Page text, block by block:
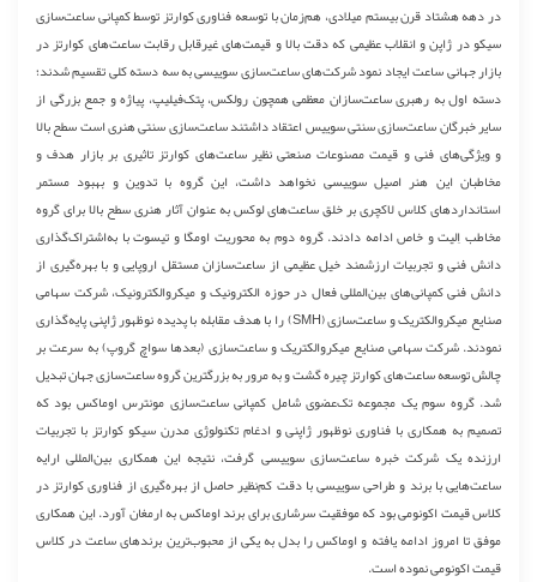
در دهه هشتاد قرن بیستم میلادی، هم‌زمان با توسعه فناوری کوارتز توسط کمپانی ساعت‌سازی
سیکو در ژاپن و انقلاب عظیمی که دقت بالا و قیمت‌های غیرقابل رقابت ساعت‌های کوارتز در
بازار جهانی ساعت ایجاد نمود شرکت‌های ساعت‌سازی سوییسی به سه دسته کلی تقسیم شدند؛
دسته اول به رهبری ساعت‌سازان معظمی همچون رولکس، پتک‌فیلیپ، پیاژه و جمع بزرگی از
سایر خبرگان ساعت‌سازی سنتی سوییس اعتقاد داشتند ساعت‌سازی سنتی هنری است سطح بالا
و ویژگی‌های فنی و قیمت مصنوعات صنعتی نظیر ساعت‌های کوارتز تاثیری بر بازار هدف و
مخاطبان این هنر اصیل سوییسی نخواهد داشت، این گروه با تدوین و بهبود مستمر
استانداردهای کلاس لاکچری بر خلق ساعت‌های لوکس به عنوان آثار هنری سطح بالا برای گروه
مخاطب اِلیت و خاص ادامه دادند. گروه دوم به محوریت اومگا و تیسوت با به‌اشتراک‌گذاری
دانش فنی و تجربیات ارزشمند خیل عظیمی از ساعت‌سازان مستقل اروپایی و با بهره‌گیری از
دانش فنی کمپانی‌های بین‌المللی فعال در حوزه الکترونیک و میکروالکترونیک، شرکت سهامی
صنایع میکروالکتریک و ساعت‌سازی (SMH) را با هدف مقابله با پدیده نوظهور ژاپنی پایه‌گذاری
نمودند. شرکت سهامی صنایع میکروالکتریک و ساعت‌سازی (بعدها سواچ گروپ) به سرعت بر
چالش توسعه ساعت‌های کوارتز چیره گشت و به مرور به بزرگترین گروه ساعت‌سازی جهان تبدیل
شد. گروه سوم یک مجموعه تک‌عضوی شامل کمپانی ساعت‌سازی مونترس اوماکس بود که
تصمیم به همکاری با فناوری نوظهور ژاپنی و ادغام تکنولوژی مدرن سیکو کوارتز با تجربیات
ارزنده یک شرکت خبره ساعت‌سازی سوییسی گرفت، نتیجه این همکاری بین‌المللی ارایه
ساعت‌هایی با برند و طراحی سوییسی با دقت کم‌نظیر حاصل از بهره‌گیری از فناوری کوارتز در
کلاس قیمت اکونومی بود که موفقیت سرشاری برای برند اوماکس به ارمغان آورد. این همکاری
موفق تا امروز ادامه یافته و اوماکس را بدل به یکی از محبوب‌ترین برندهای ساعت در کلاس
قیمت اکونومی نموده است.